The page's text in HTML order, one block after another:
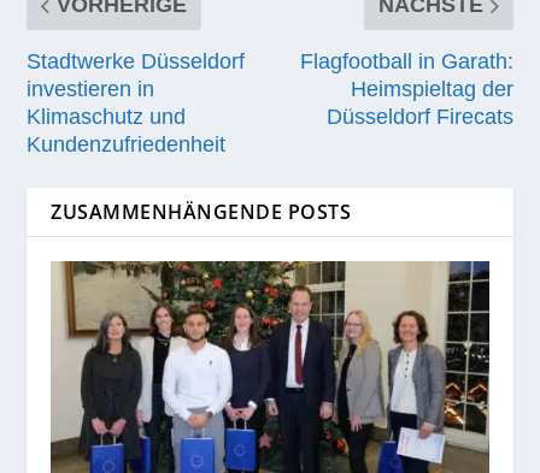
VORHERIGE
Stadtwerke Düsseldorf
investieren in
Klimaschutz und
Kundenzufriedenheit
NÄCHSTE
Flagfootball in Garath:
Heimspieltag der
Düsseldorf Firecats
ZUSAMMENHÄNGENDE POSTS